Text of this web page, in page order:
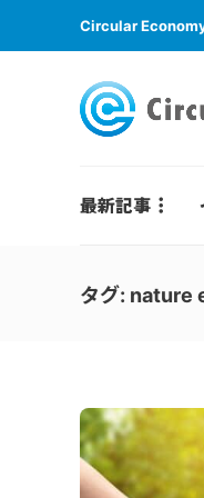
Circular
最新記事
タグ: nature